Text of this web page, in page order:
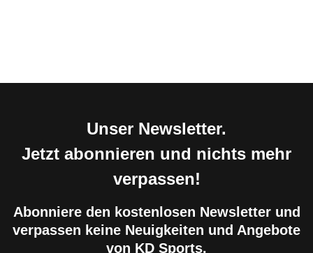
Unser Newsletter.
Jetzt abonnieren und nichts mehr
verpassen!
Abonniere den kostenlosen Newsletter und
verpassen keine Neuigkeiten und Angebote
von KD Sports.